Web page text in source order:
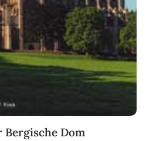
Bergische Dom